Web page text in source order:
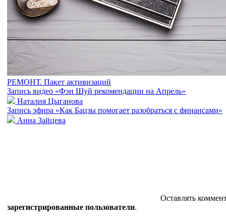
РЕМОНТ. Пакет активизаций
Запись видео «Фэн Шуй рекомендации на Апрель»
Наталия Цыганова
Запись эфира «Как Бацзы помогает разобраться с финансами»
Анна Зайцева
Оставлять
зарегистрированные пользователи.